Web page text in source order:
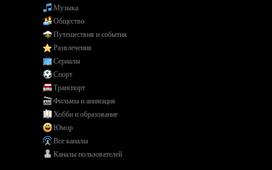
Музыка
Общество
Путешествия и события
Развлечения
Сериалы
Спорт
Транспорт
Фильмы и анимация
Хобби и образование
Юмор
Все каналы
Каналы пользователей